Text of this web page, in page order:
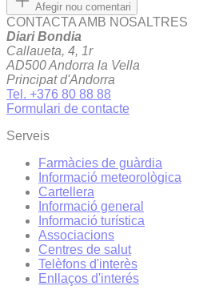
Afegir nou comentari
CONTACTA AMB NOSALTRES
Diari Bondia
Callaueta, 4, 1r
AD500 Andorra la Vella
Principat d'Andorra
Tel. +376 80 88 88
Formulari de contacte
Serveis
Farmàcies de guàrdia
Informació meteorològica
Cartellera
Informació general
Informació turística
Associacions
Centres de salut
Telèfons d'interès
Enllaços d'interés